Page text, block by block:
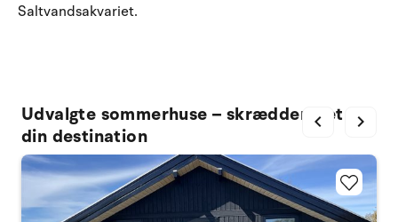
Saltvandsakvariet.
Udvalgte sommerhuse – skræddersyet til
din destination
chevron_left chevron_right